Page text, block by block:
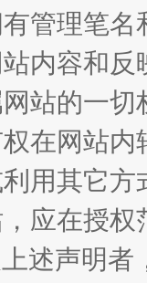
管理笔
站内容和
站的一
在网站
用其它
应在授
述声明